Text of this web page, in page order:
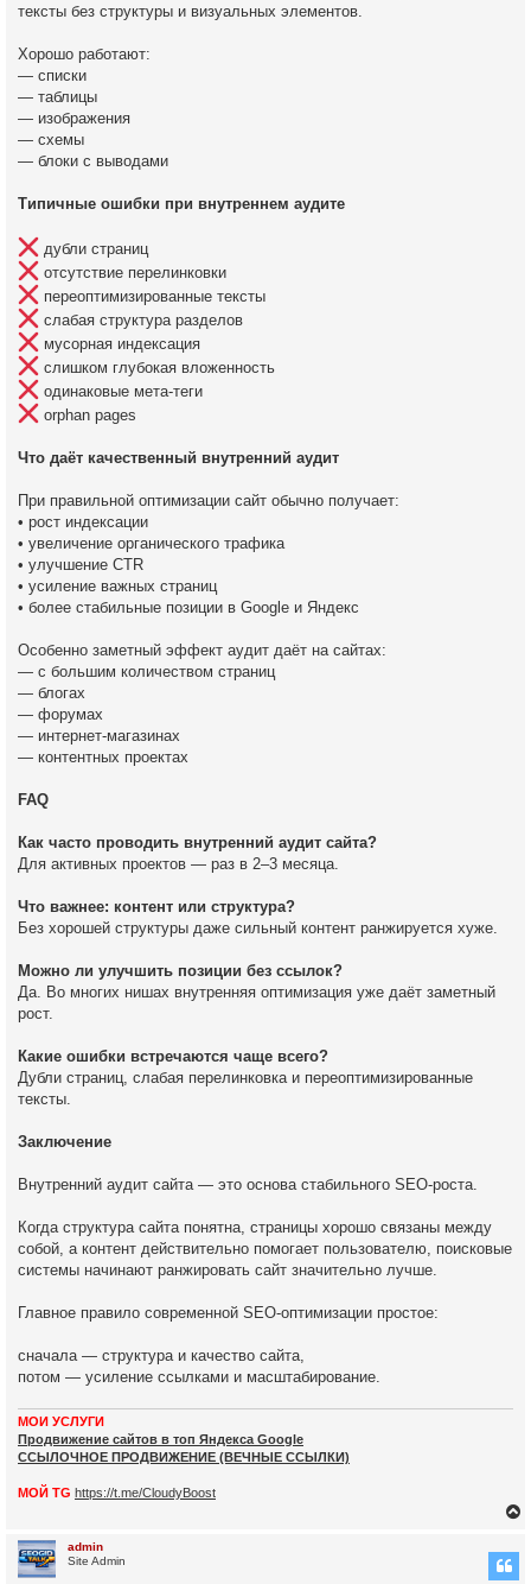
тексты без структуры и визуальных элементов.
Хорошо работают:
— списки
— таблицы
— изображения
— схемы
— блоки с выводами
Типичные ошибки при внутреннем аудите
дубли страниц
отсутствие перелинковки
переоптимизированные тексты
слабая структура разделов
мусорная индексация
слишком глубокая вложенность
одинаковые мета-теги
orphan pages
Что даёт качественный внутренний аудит
При правильной оптимизации сайт обычно получает:
• рост индексации
• увеличение органического трафика
• улучшение CTR
• усиление важных страниц
• более стабильные позиции в Google и Яндекс
Особенно заметный эффект аудит даёт на сайтах:
— с большим количеством страниц
— блогах
— форумах
— интернет-магазинах
— контентных проектах
FAQ
Как часто проводить внутренний аудит сайта?
Для активных проектов — раз в 2–3 месяца.
Что важнее: контент или структура?
Без хорошей структуры даже сильный контент ранжируется хуже.
Можно ли улучшить позиции без ссылок?
Да. Во многих нишах внутренняя оптимизация уже даёт заметный
рост.
Какие ошибки встречаются чаще всего?
Дубли страниц, слабая перелинковка и переоптимизированные
тексты.
Заключение
Внутренний аудит сайта — это основа стабильного SEO-роста.
Когда структура сайта понятна, страницы хорошо связаны между
собой, а контент действительно помогает пользователю, поисковые
системы начинают ранжировать сайт значительно лучше.
Главное правило современной SEO-оптимизации простое:
сначала — структура и качество сайта,
потом — усиление ссылками и масштабирование.
МОИ УСЛУГИ
Продвижение сайтов в топ Яндекса Google
ССЫЛОЧНОЕ ПРОДВИЖЕНИЕ (ВЕЧНЫЕ ССЫЛКИ)
МОЙ TG https://t.me/CloudyBoost
admin
Site Admin